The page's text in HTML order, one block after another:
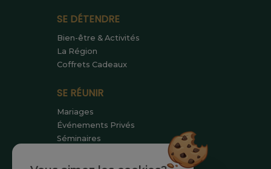
SE DÉTENDRE
Bien-être & Activités
La Région
Coffrets Cadeaux
SE RÉUNIR
Mariages
Événements Privés
Séminaires